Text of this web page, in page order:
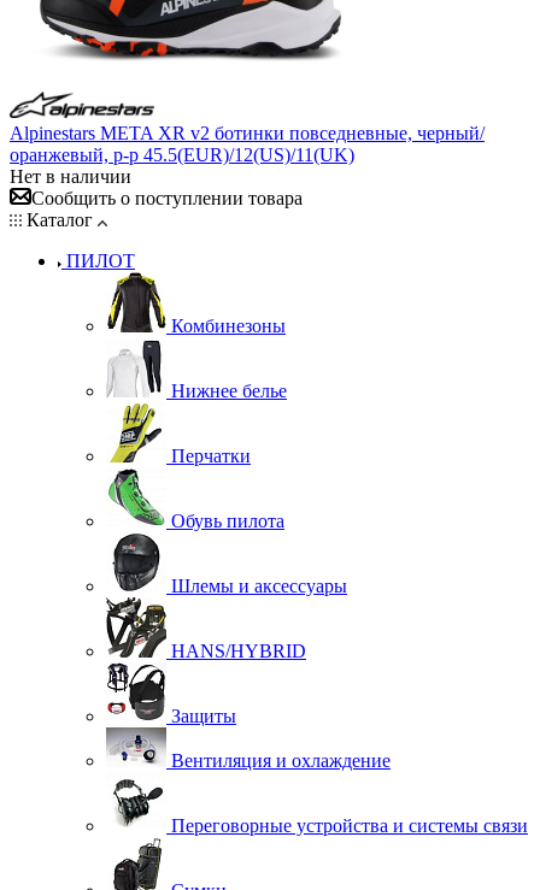
Alpinestars META XR v2 ботинки повседневные, черный/
оранжевый, р-р 45.5(EUR)/12(US)/11(UK)
Нет в наличии
Сообщить о поступлении товара
Каталог
ПИЛОТ
Комбинезоны
Нижнее белье
Перчатки
Обувь пилота
Шлемы и аксессуары
HANS/HYBRID
Защиты
Вентиляция и охлаждение
Переговорные устройства и системы связи